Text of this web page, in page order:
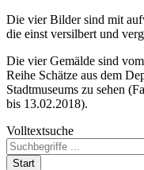
Die vier Bilder sind mit
die einst versilbert und
Die vier Gemälde sind
Reihe Schätze aus dem
Stadtmuseums zu sehen
bis 13.02.2018).
Volltextsuche
Start